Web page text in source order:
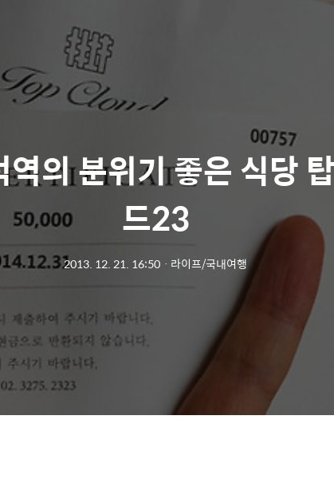
역의 분위기 좋은 식당
드23
2013. 12. 21. 16:50 ㆍ 라이프/국내여행